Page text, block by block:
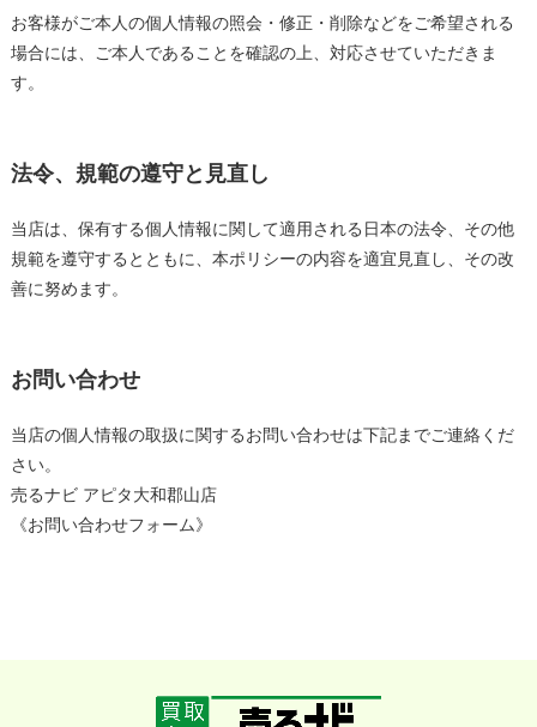
お客様がご本人の個人情報の照会・修正・削除などをご希望される
場合には、ご本人であることを確認の上、対応させていただきま
す。
法令、規範の遵守と見直し
当店は、保有する個人情報に関して適用される日本の法令、その他
規範を遵守するとともに、本ポリシーの内容を適宜見直し、その改
善に努めます。
お問い合わせ
当店の個人情報の取扱に関するお問い合わせは下記までご連絡くだ
さい。
売るナビ アピタ大和郡山店
《お問い合わせフォーム》